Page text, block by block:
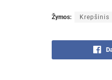
Žymos: Krepšinis